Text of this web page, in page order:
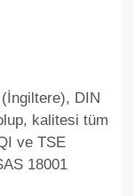
DIN
kalitesi tüm
ve TSE
18001